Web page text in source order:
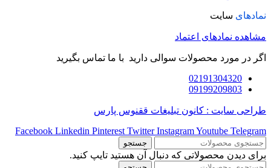
نمادهای سایت
مشاهده نمادهای اعتماد
اگر در مورد محصولات سوالی دارید با ما تماس بگیرید
02191304320
09199209803
طراحی سایت : کانون تبلیغات ققنوس پارس
Facebook Linkedin Pinterest Twitter InstagramYoutube Telegram
جستجو
برای دیدن محصولاتی که دنبال آن هستید تایپ کنید.